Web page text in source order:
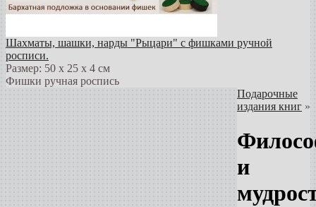
Шахматы, шашки, нарды "Рыцари" с фишками ручной
росписи.
Размер: 50 х 25 х 4 см
Фишки ручная роспись
Подарочные
издания книг »
и